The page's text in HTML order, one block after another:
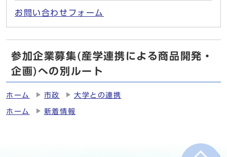
お問い合わせフォーム
参加企業募集(産学連携による商品開発・
企画)への別ルート
ホーム 市政 大学との連携
ホーム 新着情報